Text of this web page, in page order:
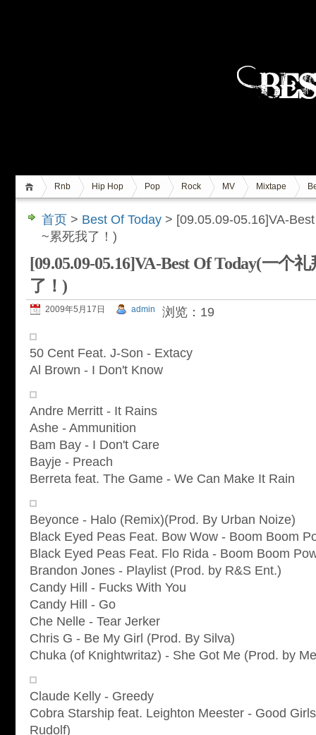
Rnb Hip Hop Pop Rock MV Mixtape
首页 > Best Of Today > [09.05.09-05.16]VA-
~累死我了！)
[09.05.09-05.16]VA-Best Of Today(一个
了！)
2009年5月17日 admin 浏览：19
50 Cent Feat. J-Son - Extacy
Al Brown - I Don't Know
Andre Merritt - It Rains
Ashe - Ammunition
Bam Bay - I Don't Care
Bayje - Preach
Berreta feat. The Game - We Can Make It Rain
Beyonce - Halo (Remix)(Prod. By Urban Noize)
Black Eyed Peas Feat. Bow Wow - Boom Boom
Black Eyed Peas Feat. Flo Rida - Boom Boom
Brandon Jones - Playlist (Prod. by R&S Ent.)
Candy Hill - Fucks With You
Candy Hill - Go
Che Nelle - Tear Jerker
Chris G - Be My Girl (Prod. By Silva)
Chuka (of Knightwritaz) - She Got Me (Prod. by
Claude Kelly - Greedy
Cobra Starship feat. Leighton Meester - Good
Rudolf)